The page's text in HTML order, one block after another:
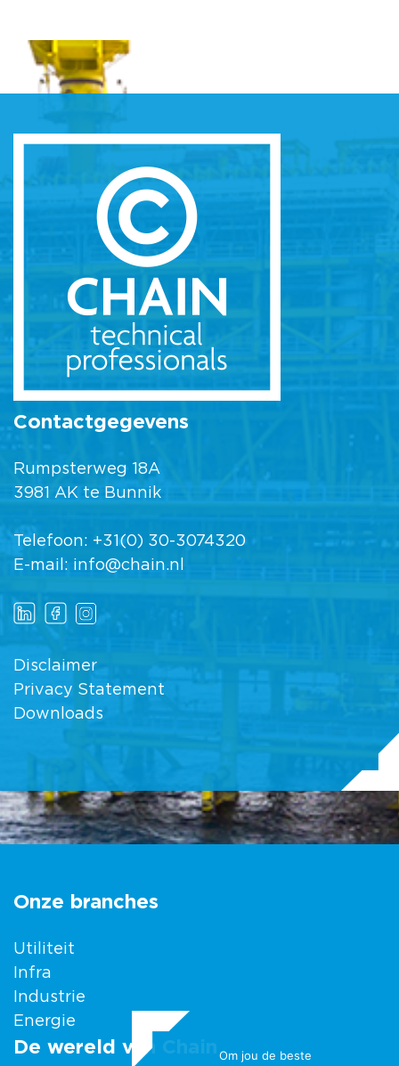
Contactgegevens
Rumpsterweg 18A
3981 AK te Bunnik
Telefoon: +31(0) 30-3074320
E-mail: info@chain.nl
Disclaimer
Privacy Statement
Downloads
Onze branches
Utiliteit
Infra
Industrie
Energie
De wereld van ChainOm jou de beste